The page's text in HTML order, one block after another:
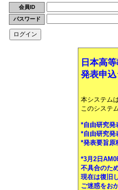
会員ID
パスワード
日本高
発表申
本システム
このシステ
*自由研究発
*自由研究発
*発表要旨原
*3月2日AM0
不具合のた
現在は復旧
ご迷惑をお